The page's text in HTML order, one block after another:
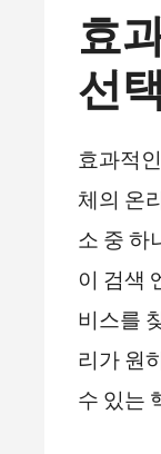
효
선
효과적
체의 온
소 중 하
이 검색
비스를
리가 원
수 있는